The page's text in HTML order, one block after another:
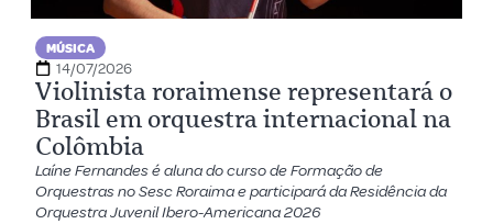
MÚSICA
14/07/2026
Violinista roraimense representará o
Brasil em orquestra internacional na
Colômbia
Laíne Fernandes é aluna do curso de Formação de
Orquestras no Sesc Roraima e participará da Residência da
Orquestra Juvenil Ibero-Americana 2026